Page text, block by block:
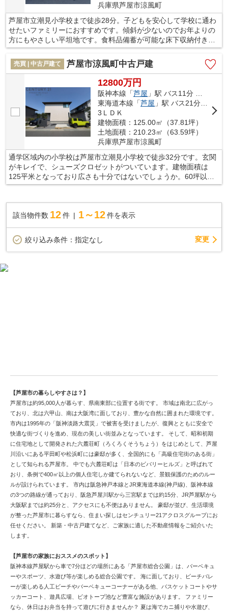
兵庫県芦屋市涼風町
芦屋市立潮見小学校まで徒歩28分。子どもを安心して学校に通わ
せたいファミリーにおすすめです。傾斜が少ないのでお年よりの
方にもやさしい平坦地です。食料品備蓄が可能な床下収納付きの
物件です。新生活を迎える際は、5LDKの物件はいかがでしょう
か。マイホームを購入するのであれば、芦屋市の阪神本線芦屋付
近はいかがでしょうか。この地域でなら、きっと充実した暮らし
売買 | 中古戸建て 芦屋市涼風町中古戸建
12800万円
阪神本線「芦屋 」駅 バス11分 「涼風町東」 停歩3分
東海道本線「芦屋 」駅 バス21分 「涼風町東」 停歩3分
3ＬＤＫ
建物面積：125.00㎡（37.81坪）
土地面積：210.23㎡（63.59坪）
兵庫県芦屋市涼風町
通学区域内の小学校は芦屋市立潮見小学校で徒歩32分です。玄関
がキレイで、シューズクロゼットがついています。建物面積は
125平米となっており広さも十分ではないでしょうか。60坪以上
の広さがあるので、二世帯でも住むことができて安心です。当社
辺へお引っ越しをするなら、ぜひお問い合わせください。
該当物件数 12件 1～12 件を表示
絞り込み条件： 指定なし 変更
【芦屋市の暮らしやすさは？】
芦屋市は約95,000人が暮らす、県南東部に位置する街です。 市域は南北に広がっ
ており、北は六甲山、南は大阪湾に面しており、豊かな自然に囲まれた環境です。
市内は1995年の「阪神淡路大震災」で被害を受けましたが、復興とともに安全で
快適な街づくりを進め、現在の美しい街並みとなっています。 そして、昭和初期
に住宅地として開発された六麓荘町（ろくろくそうちょう）をはじめとして、芦屋
川沿いにある平田町や松浜町には豪邸が多く、全国的にも「高級住宅街のある街」
として知られる芦屋市。 中でも六麓荘町は「日本のビバリーヒルズ」と呼ばれて
おり、条例で400㎡以上の個人住宅しか建てられないなど、景観保護のためのルー
ルが設けられています。 市内は阪急神戸本線とJR東海道本線(神戸線)、阪神本線
の3つの路線が通っており、阪急芦屋川駅から三宮駅までは約15分、JR芦屋駅から
大阪駅までは約25分と、アクセスにも不便はありません。 豪邸が並び、生活環境
が整った芦屋市に暮らすなら、住まい探しはセンチュリー21アクロスグループにお
任せください。 新築・中古戸建てなど、ご家族に適した不動産情報をご紹介いた
します。
【芦屋市の家族におススメのスポット】
阪神本線芦屋駅から車で7分ほどの場所にある「芦屋市総合公園」は、バーベキュ
ーやスポーツ、水遊び等が楽しめる総合公園です。 海に面しており、ビーチバレ
ーが楽しめる人工ビーチやバーベキューコーナーがある他、バスケットコートやサ
ッカーコート、遊具広場、ビオトープ池など豊富な施設があります。 ファミリー
なら、休日はお弁当を持って遊びに行きませんか？ 夏は海でカニ捕りや水遊び、